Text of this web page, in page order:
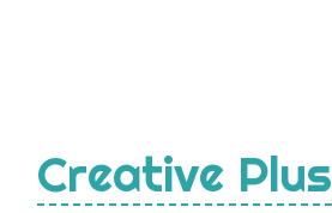
Creative Plus